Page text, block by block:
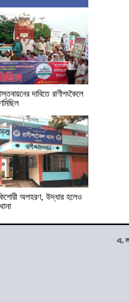
দাবিতে রাণীশংকৈলে
অপহরণ, উদ্ধার হলেও
এ.